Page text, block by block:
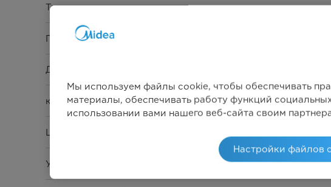
Тип плиты
Поверхность
Духовка
конвекция
Цвет
Управление
Мы используем файлы cookie, чтобы обеспечивать
материалы, обеспечивать работу функций
использовании вами нашего веб-сайта своим
Настройки файлов